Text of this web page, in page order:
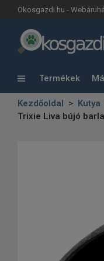
Okosgazdi.hu -
Termékek
Kezdőoldal Kutya
Trixie Liva bújó